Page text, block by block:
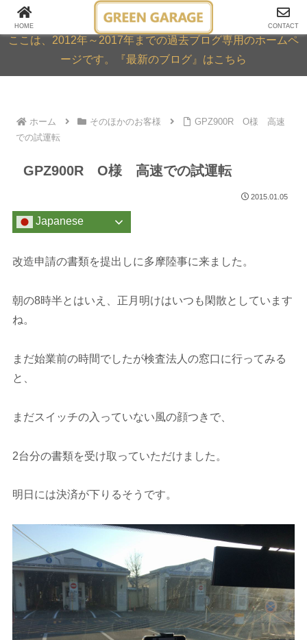
GREEN GARAGE ARCHIVE
ここは、2012年～2017年までの過去ブログ専用のホームペ
ージです。『最新のブログ』はこちら
ホーム そのほかのお客様
GPZ900R O様 高速
での試運転
GPZ900R O様 高速での試運転
2015.01.05
Japanese
改造申請の書類を提出しに多摩陸事に来ました。
朝の8時半とはいえ、正月明けはいつも閑散としています
ね。
まだ始業前の時間でしたが検査法人の窓口に行ってみる
と、
まだスイッチの入っていない風の顔つきで、
2台分の書類を受け取っていただけました。
明日には決済が下りるそうです。
HOME CONTACT